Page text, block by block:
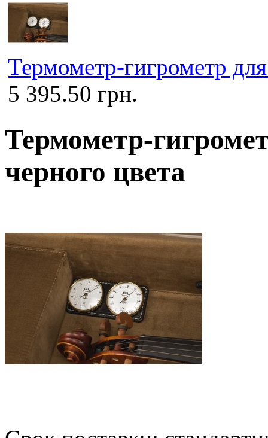
Термометр-гигрометр
5 395.50 грн.
Термометр-
черного цвета